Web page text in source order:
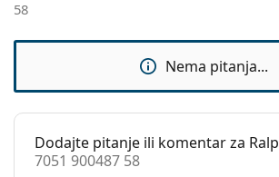
58
Nema pitanja...
Dodajte pitanje ili komentar za
7051 900487 58